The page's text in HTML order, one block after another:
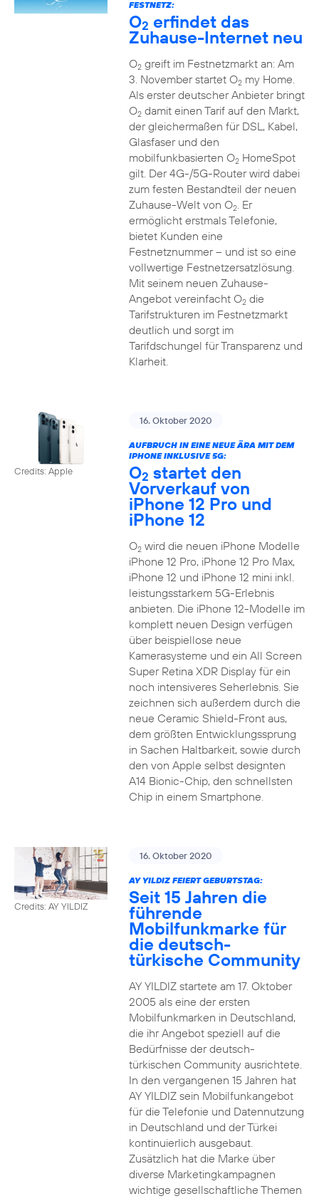
FESTNETZ:
O2 erfindet das
Zuhause-Internet neu
O2greift im Festnetzmarkt an: Am
3. November startet O2my Home.
Als erster deutscher Anbieter bringt
O2damit einen Tarif auf den Markt,
der gleichermaßen für DSL, Kabel,
Glasfaser und den
mobilfunkbasierten O2HomeSpot
gilt. Der 4G-/5G-Router wird dabei
zum festen Bestandteil der neuen
Zuhause-Welt von O2. Er
ermöglicht erstmals Telefonie,
bietet Kunden eine
Festnetznummer – und ist so eine
vollwertige Festnetzersatzlösung.
Mit seinem neuen Zuhause-
Angebot vereinfacht O2die
Tarifstrukturen im Festnetzmarkt
deutlich und sorgt im
Tarifdschungel für Transparenz und
Klarheit.
Credits: Apple
16. Oktober 2020
AUFBRUCH IN EINE NEUE ÄRA MIT DEM
IPHONE INKLUSIVE 5G:
O2 startet den
Vorverkauf von
iPhone 12 Pro und
iPhone 12
O2wird die neuen iPhone Modelle
iPhone 12 Pro, iPhone 12 Pro Max,
iPhone 12 und iPhone 12 mini inkl.
leistungsstarkem 5G-Erlebnis
anbieten. Die iPhone 12-Modelle im
komplett neuen Design verfügen
über beispiellose neue
Kamerasysteme und ein All Screen
Super Retina XDR Display für ein
noch intensiveres Seherlebnis. Sie
zeichnen sich außerdem durch die
neue Ceramic Shield-Front aus,
dem größten Entwicklungssprung
in Sachen Haltbarkeit, sowie durch
den von Apple selbst designten
A14 Bionic-Chip, den schnellsten
Chip in einem Smartphone.
Credits: AY YILDIZ
16. Oktober 2020
AY YILDIZ FEIERT GEBURTSTAG:
Seit 15 Jahren die
führende
Mobilfunkmarke für
die deutsch-
türkische Community
AY YILDIZ startete am 17. Oktober
2005 als eine der ersten
Mobilfunkmarken in Deutschland,
die ihr Angebot speziell auf die
Bedürfnisse der deutsch-
türkischen Community ausrichtete.
In den vergangenen 15 Jahren hat
AY YILDIZ sein Mobilfunkangebot
für die Telefonie und Datennutzung
in Deutschland und der Türkei
kontinuierlich ausgebaut.
Zusätzlich hat die Marke über
diverse Marketingkampagnen
wichtige gesellschaftliche Themen